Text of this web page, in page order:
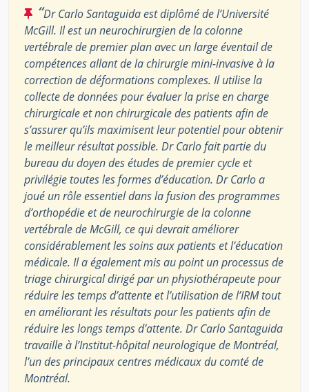
“Dr Carlo Santaguida est diplômé de l’Université
McGill. Il est un neurochirurgien de la colonne
vertébrale de premier plan avec un large éventail de
compétences allant de la chirurgie mini-invasive à la
correction de déformations complexes. Il utilise la
collecte de données pour évaluer la prise en charge
chirurgicale et non chirurgicale des patients afin de
s’assurer qu’ils maximisent leur potentiel pour obtenir
le meilleur résultat possible. Dr Carlo fait partie du
bureau du doyen des études de premier cycle et
privilégie toutes les formes d’éducation. Dr Carlo a
joué un rôle essentiel dans la fusion des programmes
d’orthopédie et de neurochirurgie de la colonne
vertébrale de McGill, ce qui devrait améliorer
considérablement les soins aux patients et l’éducation
médicale. Il a également mis au point un processus de
triage chirurgical dirigé par un physiothérapeute pour
réduire les temps d’attente et l’utilisation de l’IRM tout
en améliorant les résultats pour les patients afin de
réduire les longs temps d’attente. Dr Carlo Santaguida
travaille à l’Institut-hôpital neurologique de Montréal,
l’un des principaux centres médicaux du comté de
Montréal.